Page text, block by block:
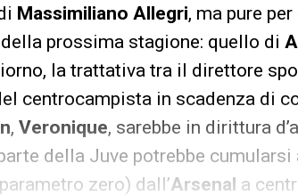
Massimiliano Allegri, ma pure
prossima stagione: quello di
la trattativa tra il direttore
centrocampista in scadenza di
, Veronique, sarebbe in dirittura
della Juve potrebbe
zero) dall’Arsenal a